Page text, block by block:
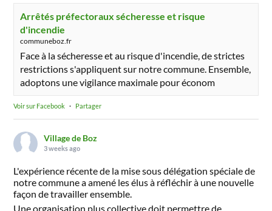
Arrêtés préfectoraux sécheresse et risque
d'incendie
communeboz.fr
Face à la sécheresse et au risque d'incendie, de strictes
restrictions s'appliquent sur notre commune. Ensemble,
adoptons une vigilance maximale pour économ
Voir sur Facebook · Partager
Village de Boz
3 weeks ago
L'expérience récente de la mise sous délégation spéciale de
notre commune a amené les élus à réfléchir à une nouvelle
façon de travailler ensemble.
Une organisation plus collective doit permettre de